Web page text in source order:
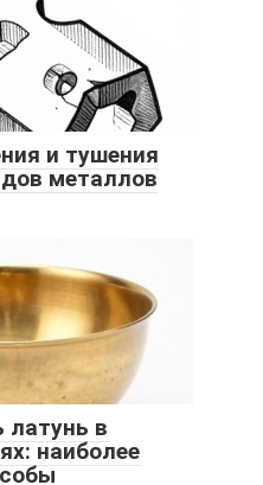
и тушения
металлов
латунь в
наиболее